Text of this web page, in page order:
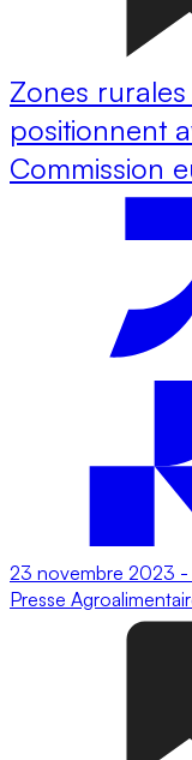
Zones
positionnent
Commission
23 novembre 2023 -
Presse